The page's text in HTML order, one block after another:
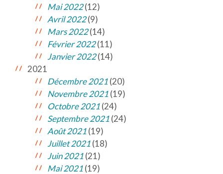
Mai 2022(12)
Avril 2022(9)
Mars 2022(14)
Février 2022(11)
Janvier 2022(14)
2021
Décembre 2021(20)
Novembre 2021(19)
Octobre 2021(24)
Septembre 2021(24)
Août 2021(19)
Juillet 2021(18)
Juin 2021(21)
Mai 2021(19)